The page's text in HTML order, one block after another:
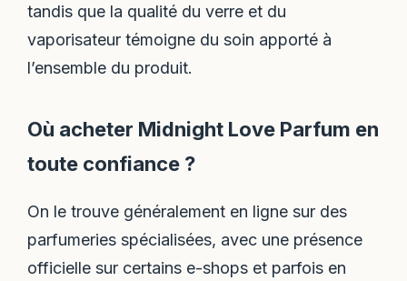
tandis que la qualité du verre et du
vaporisateur témoigne du soin apporté à
l’ensemble du produit.
Où acheter Midnight Love Parfum en
toute confiance ?
On le trouve généralement en ligne sur des
parfumeries spécialisées, avec une présence
officielle sur certains e-shops et parfois en